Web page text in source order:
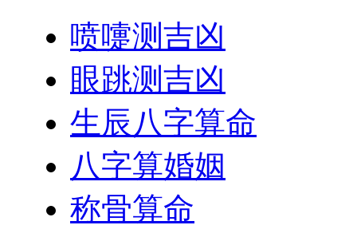
喷嚏测吉凶
眼跳测吉凶
生辰八字算命
八字算婚姻
称骨算命